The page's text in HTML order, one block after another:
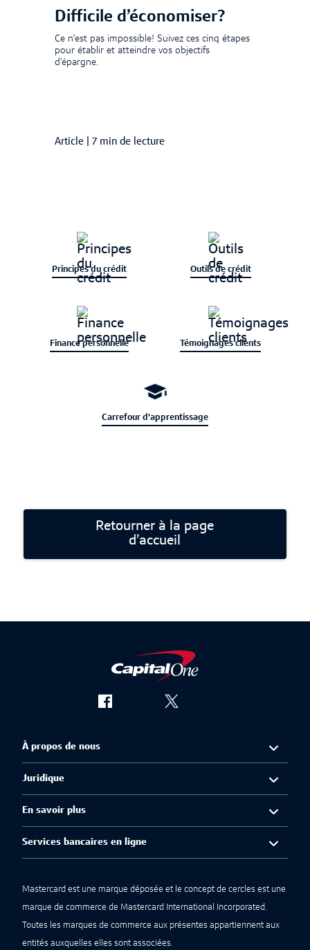
Difficile d’économiser?
Ce n’est pas impossible! Suivez ces cinq étapes
pour établir et atteindre vos objectifs
d’épargne.
Article 7 min de lecture
Principes du crédit Outils de crédit
Finance personnelle Témoignages clients
Carrefour d'apprentissage
Retourner à la page
d’accueil
À propos de nous
Juridique
En savoir plus
Services bancaires en ligne
Mastercard est une marque déposée et le concept de cercles est une
marque de commerce de Mastercard International Incorporated.
Toutes les marques de commerce aux présentes appartiennent aux
entités auxquelles elles sont associées.